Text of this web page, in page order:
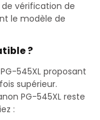
vérification de
le modèle de
?
545XL proposant
supérieur.
PG-545XL reste
: